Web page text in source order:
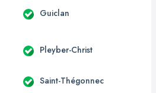
Guiclan
Pleyber-Christ
Saint-Thégonnec